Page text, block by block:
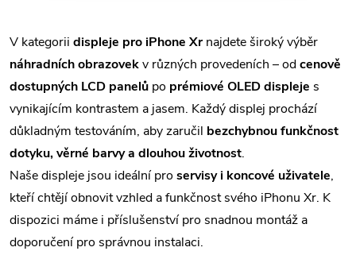
v
l
á
d
a
c
í
V kategorii displeje pro iPhone Xrnajdete široký výběr
náhradních obrazovekv různých provedeních – odcenově
dostupných LCD panelů po prémiové OLED displeje s
vynikajícím kontrastem a jasem. Každý displej prochází
důkladným testováním, aby zaručil bezchybnou funkčnost
dotyku, věrné barvy a dlouhou životnost.
Naše displeje jsou ideální pro servisy i koncové uživatele,
kteří chtějí obnovit vzhled a funkčnost svého iPhonu Xr. K
dispozici máme i příslušenství pro snadnou montáž a
doporučení pro správnou instalaci.